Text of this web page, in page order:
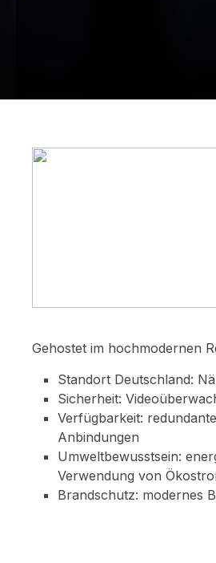
Gehostet im hochmodernen
Standort Deutschland:
Sicherheit:
Verfügbarkeit:
Anbindungen
Umweltbewusstsein:
Verwendung von
Brandschutz: modernes